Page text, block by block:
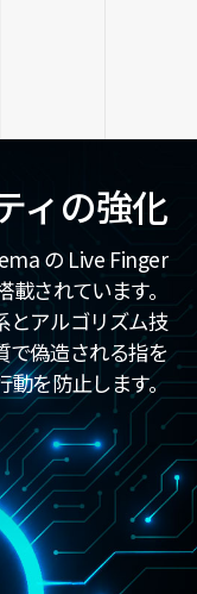
ィの強化
の Live Finger
されています。
とアルゴリズム技
で偽造される指を
動を防止します。